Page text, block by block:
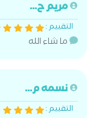
مريم ح...
التقييم :
ما شاء الله
نسمه م...
التقييم :